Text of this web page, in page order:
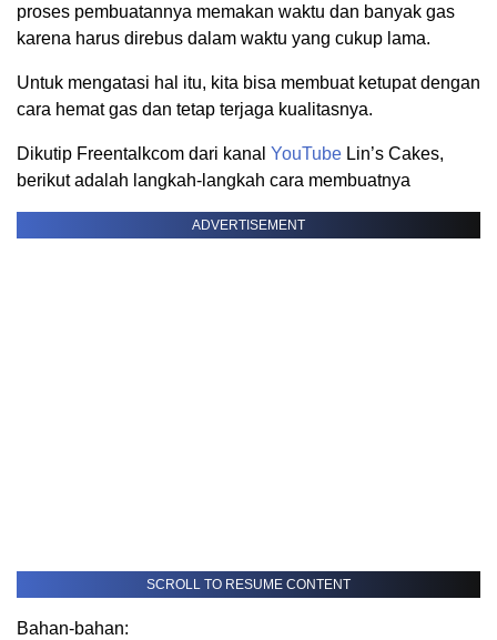
proses pembuatannya memakan waktu dan banyak gas
karena harus direbus dalam waktu yang cukup lama.
Untuk mengatasi hal itu, kita bisa membuat ketupat dengan
cara hemat gas dan tetap terjaga kualitasnya.
Dikutip Freentalkcom dari kanal YouTube Lin’s Cakes,
berikut adalah langkah-langkah cara membuatnya
ADVERTISEMENT
SCROLL TO RESUME CONTENT
Bahan-bahan: